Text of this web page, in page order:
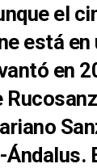
el
está
en
Ándalus.